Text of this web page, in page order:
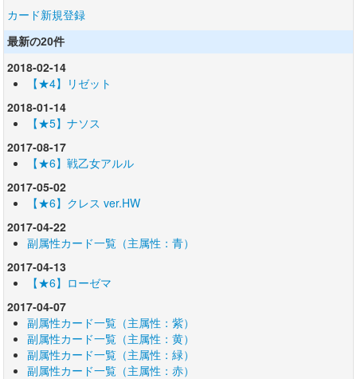
カード新規登録
最新の20件
2018-02-14
【★4】リゼット
2018-01-14
【★5】ナソス
2017-08-17
【★6】戦乙女アルル
2017-05-02
【★6】クレス ver.HW
2017-04-22
副属性カード一覧（主属性：青）
2017-04-13
【★6】ローゼマ
2017-04-07
副属性カード一覧（主属性：紫）
副属性カード一覧（主属性：黄）
副属性カード一覧（主属性：緑）
副属性カード一覧（主属性：赤）